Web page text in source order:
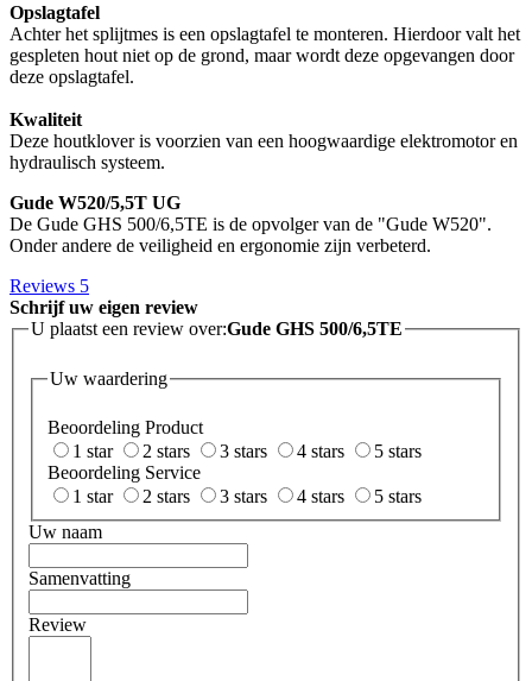
Opslagtafel
Achter het splijtmes is een opslagtafel te monteren. Hierdoor valt het
gespleten hout niet op de grond, maar wordt deze opgevangen door
deze opslagtafel.
Kwaliteit
Deze houtklover is voorzien van een hoogwaardige elektromotor en
hydraulisch systeem.
Gude W520/5,5T UG
De Gude GHS 500/6,5TE is de opvolger van de "Gude W520".
Onder andere de veiligheid en ergonomie zijn verbeterd.
Reviews 5
Schrijf uw eigen review
U plaatst een review over:Gude GHS 500/6,5TE
Uw waardering
Beoordeling Product
1 star
2 stars 3 stars 4 stars
5 stars
Beoordeling Service
1 star
2 stars 3 stars 4 stars
5 stars
Uw naam
Samenvatting
Review